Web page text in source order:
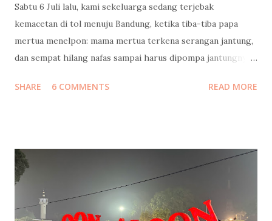
Sabtu 6 Juli lalu, kami sekeluarga sedang terjebak
kemacetan di tol menuju Bandung, ketika tiba-tiba papa
mertua menelpon: mama mertua terkena serangan jantung,
dan sempat hilang nafas sampai harus dipompa jantungnya!
Jakarta. Ketika tiba di rumah sakit, beliau masih diisolasi di
tidak diperbolehkan bicara terlalu banyak, supaya
jantungnya tidak bekerja terlalu keras. Tangan kanannya
menggenggam tangan suamiku, tangan kirinya
menggenggam tanganku, lalu berkata… “Ampuni mama ya,
SHARE 6 COMMENTS READ MORE